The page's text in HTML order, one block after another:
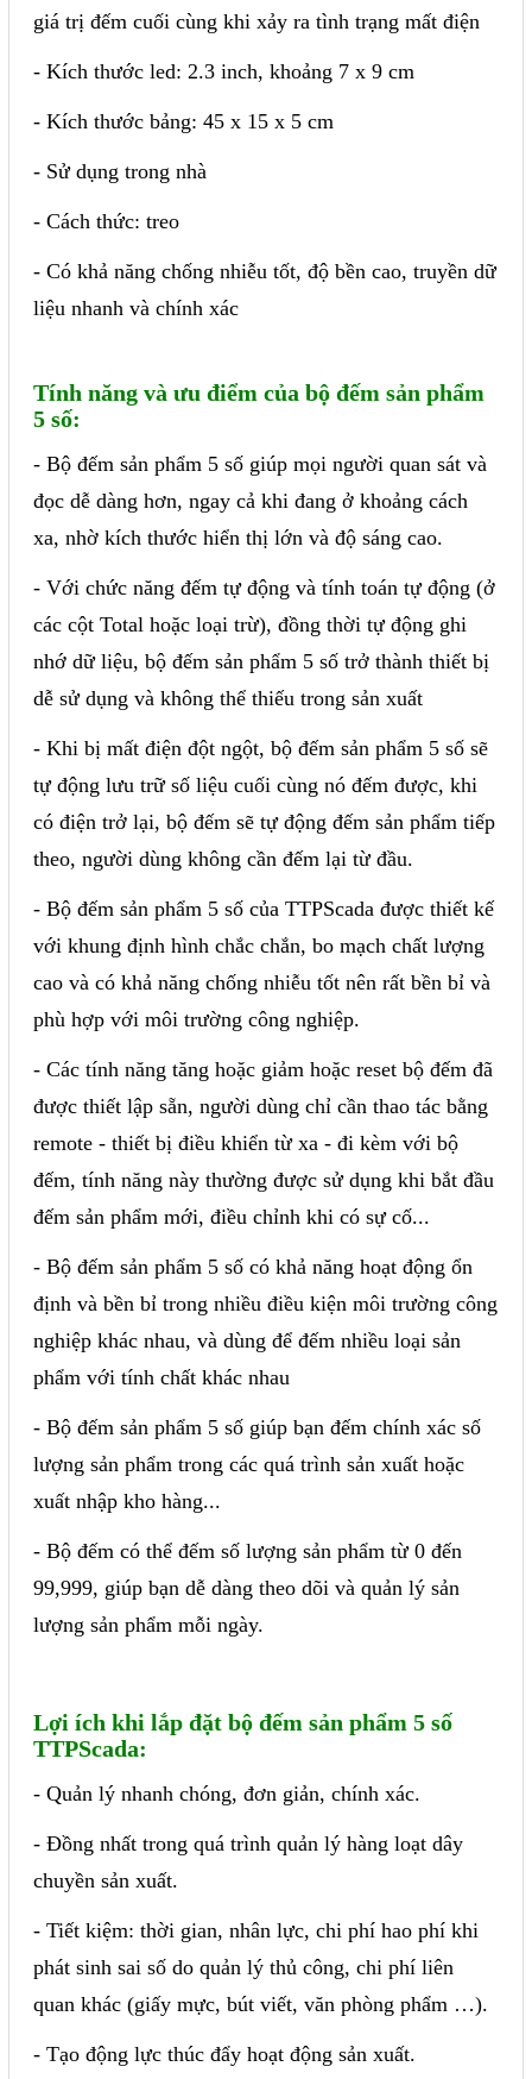
giá trị đếm cuối cùng khi xảy ra tình trạng mất điện
- Kích thước led: 2.3 inch, khoảng 7 x 9 cm
- Kích thước bảng: 45 x 15 x 5 cm
- Sử dụng trong nhà
- Cách thức: treo
- Có khả năng chống nhiễu tốt, độ bền cao, truyền dữ
liệu nhanh và chính xác
Tính năng và ưu điểm của bộ đếm sản phẩm
5 số:
- Bộ đếm sản phẩm 5 số giúp mọi người quan sát và
đọc dễ dàng hơn, ngay cả khi đang ở khoảng cách
xa, nhờ kích thước hiển thị lớn và độ sáng cao.
- Với chức năng đếm tự động và tính toán tự động (ở
các cột Total hoặc loại trừ), đồng thời tự động ghi
nhớ dữ liệu, bộ đếm sản phẩm 5 số trở thành thiết bị
dễ sử dụng và không thể thiếu trong sản xuất
- Khi bị mất điện đột ngột, bộ đếm sản phẩm 5 số sẽ
tự động lưu trữ số liệu cuối cùng nó đếm được, khi
có điện trở lại, bộ đếm sẽ tự động đếm sản phẩm tiếp
theo, người dùng không cần đếm lại từ đầu.
- Bộ đếm sản phẩm 5 số của TTPScada được thiết kế
với khung định hình chắc chắn, bo mạch chất lượng
cao và có khả năng chống nhiễu tốt nên rất bền bỉ và
phù hợp với môi trường công nghiệp.
- Các tính năng tăng hoặc giảm hoặc reset bộ đếm đã
được thiết lập sẵn, người dùng chỉ cần thao tác bằng
remote - thiết bị điều khiển từ xa - đi kèm với bộ
đếm, tính năng này thường được sử dụng khi bắt đầu
đếm sản phẩm mới, điều chỉnh khi có sự cố...
- Bộ đếm sản phẩm 5 số có khả năng hoạt động ổn
định và bền bỉ trong nhiều điều kiện môi trường công
nghiệp khác nhau, và dùng để đếm nhiều loại sản
phẩm với tính chất khác nhau
- Bộ đếm sản phẩm 5 số giúp bạn đếm chính xác số
lượng sản phẩm trong các quá trình sản xuất hoặc
xuất nhập kho hàng...
- Bộ đếm có thể đếm số lượng sản phẩm từ 0 đến
99,999, giúp bạn dễ dàng theo dõi và quản lý sản
lượng sản phẩm mỗi ngày.
Lợi ích khi lắp đặt bộ đếm sản phẩm 5 số
TTPScada:
- Quản lý nhanh chóng, đơn giản, chính xác.
- Đồng nhất trong quá trình quản lý hàng loạt dây
chuyền sản xuất.
- Tiết kiệm: thời gian, nhân lực, chi phí hao phí khi
phát sinh sai số do quản lý thủ công, chi phí liên
quan khác (giấy mực, bút viết, văn phòng phẩm …).
- Tạo động lực thúc đẩy hoạt động sản xuất.